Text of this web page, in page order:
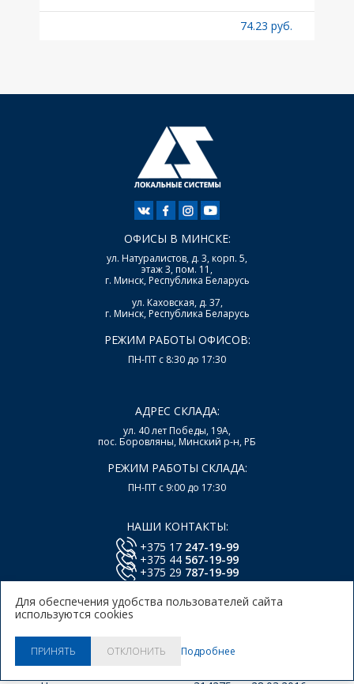
74.23 руб.
ОФИСЫ В МИНСКЕ:
ул. Натуралистов, д. 3, корп. 5,
этаж 3, пом. 11,
г. Минск, Республика Беларусь
ул. Каховская, д. 37,
г. Минск, Республика Беларусь
РЕЖИМ РАБОТЫ ОФИСОВ:
ПН-ПТ с 8:30 до 17:30
АДРЕС СКЛАДА:
ул. 40 лет Победы, 19А,
пос. Боровляны, Минский р-н, РБ
РЕЖИМ РАБОТЫ СКЛАДА:
ПН-ПТ с 9:00 до 17:30
НАШИ КОНТАКТЫ:
+375 17 247-19-99
+375 44 567-19-99
+375 29 787-19-99
Политика использования
куки.
© 2026, ООО "Локальные системы"
Для обеспечения удобства пользователей сайта
используются cookies
ПРИНЯТЬ ОТКЛОНИТЬ Подробнее